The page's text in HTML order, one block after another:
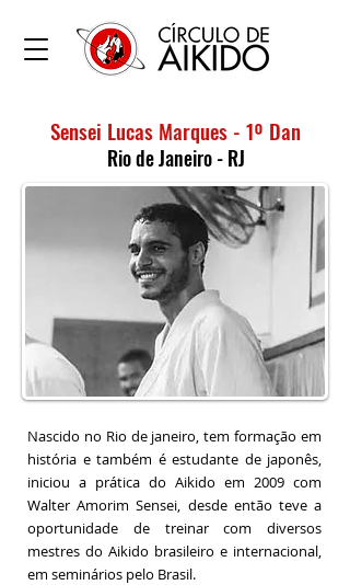
Sensei Lucas Marques - 1º Dan
Rio de Janeiro - RJ
Nascido no Rio de janeiro, tem formação em
história e também é estudante de japonês,
iniciou a prática do Aikido em 2009 com
Walter Amorim Sensei, desde então teve a
oportunidade de treinar com diversos
mestres do Aikido brasileiro e internacional,
em seminários pelo Brasil.